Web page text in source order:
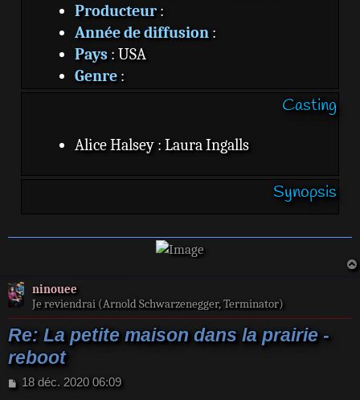
Producteur:
Année de diffusion:
Pays: USA
Genre:
Statut: Projet
Chaîne: Paramount
Casting
Alice Halsey : Laura Ingalls
Synopsis
ninouee
Je reviendrai (Arnold Schwarzenegger, Terminator)
Re: La petite maison dans la prairie -
reboot
M18 déc. 2020 06:09